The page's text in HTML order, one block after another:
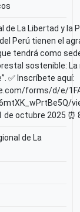
de La Libertad y
Perú tienen el
tendrá como
sostenible:
✅ Inscríbete aquí:
forms/d/e/
de octubre 2025 ⏰
de La